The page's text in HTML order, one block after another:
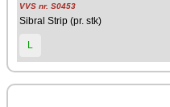
VVS nr. S0453
Sibral Strip (pr. stk)
L